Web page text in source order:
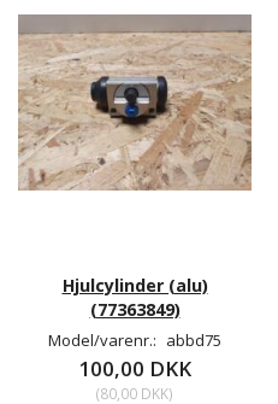
Hjulcylinder (alu)
(77363849)
Model/varenr.: abbd75
100,00 DKK
(80,00 DKK)